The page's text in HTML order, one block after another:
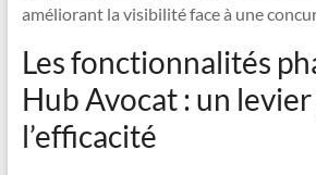
améliorant la visibilité face à une
Les fonctionnalités
Hub Avocat : un
l’efficacité